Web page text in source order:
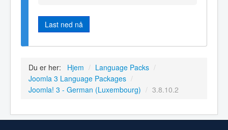
Last ned nå
Du er her: Hjem / Language Packs /
Joomla 3 Language Packages /
Joomla! 3 - German (Luxembourg) / 3.8.10.2